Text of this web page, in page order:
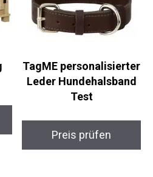
TagME personalisierter
Leder Hundehalsband
Test
Preis prüfen